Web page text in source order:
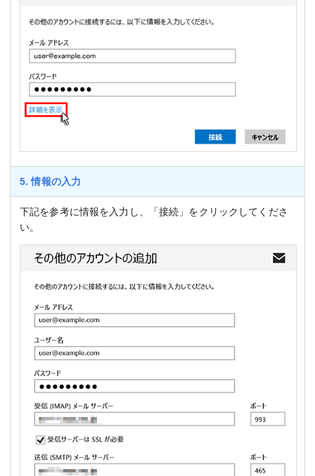
5. 情報の入力
下記を参考に情報を入力し、「接続」をクリックしてくださ
い。